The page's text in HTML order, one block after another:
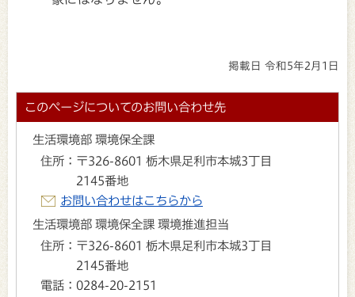
掲載日 令和5年2月1日
このページについてのお問い合わせ先
生活環境部 環境保全課
住所： 〒326-8601 栃木県足利市本城3丁目
2145番地
お問い合わせはこちらから
生活環境部 環境保全課 環境推進担当
住所： 〒326-8601 栃木県足利市本城3丁目
2145番地
電話： 0284-20-2151